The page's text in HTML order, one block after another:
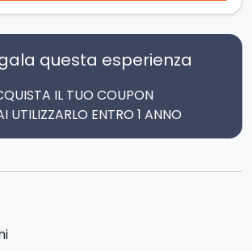
questa esperienza
IL TUO COUPON
UTILIZZARLO ENTRO 1 ANNO